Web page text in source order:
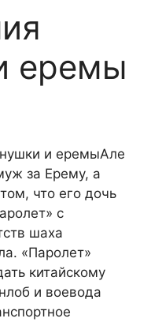
еремы
Але
за Ерему, а
что его дочь
с
шаха
«Паролет»
китайскому
и воевода